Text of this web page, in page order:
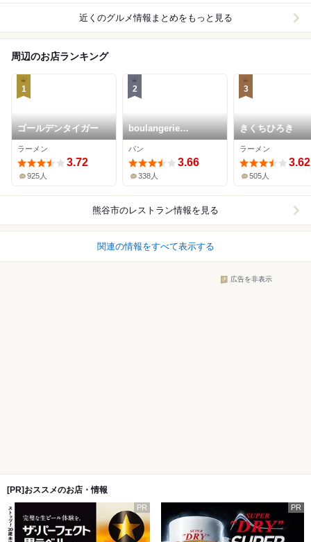
近くのグルメ情報まとめをもっと見る
周辺のお店ランキング
1
ゴールデンタイガー
ラーメン
3.72
925人
2
boulangerie
Matsuoka
パン
3.66
338人
3
きくちひろき
ラーメン
3.62
505人
熊谷市のレストラン情報を見る
関連の情報をすべて表示する
広告を非表示
[PR]おススメのお店・情報
PR PR